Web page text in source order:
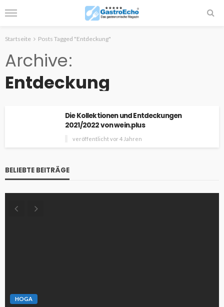
Startseite Posts Tagged "Entdeckung"
Archive
Entdeckung
Die Kollektionen und Entdeckungen
2021/2022 von wein.plus
veröffentlicht vor 4 Jahren
BELIEBTE BEITRÄGE
HOGA